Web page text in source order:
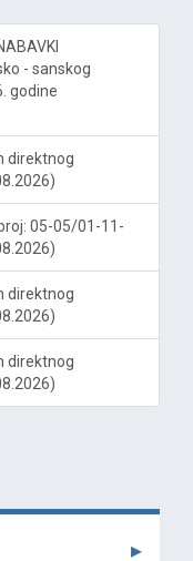
- sanskog
godine
direktnog
05-05/01-11-
direktnog
direktnog